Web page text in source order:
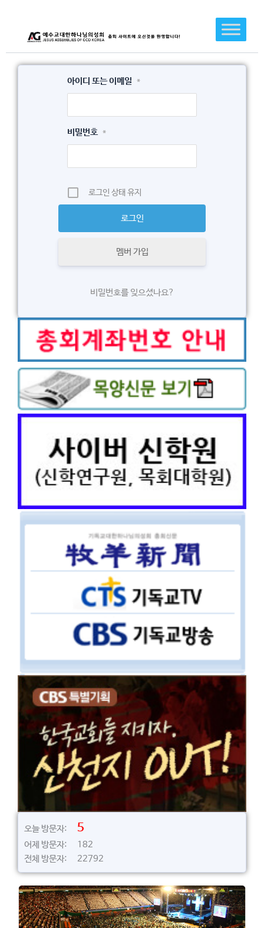
로
아이디 또는 이메일 *
비밀번호 *
로그인 상태 유지
멤버 가입
비밀번호를 잊으셨나요?
오늘 방문자: 5
어제 방문자: 182
전체 방문자: 22792